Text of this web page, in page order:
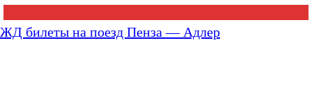
ЖД билеты на поезд Пенза — Адлер